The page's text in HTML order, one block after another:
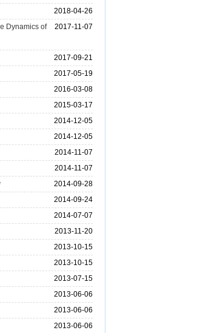
2018-04-26
2017-11-07
Dynamics of
2017-09-21
2017-05-19
2016-03-08
2015-03-17
2014-12-05
2014-12-05
2014-11-07
2014-11-07
2014-09-28
2014-09-24
2014-07-07
2013-11-20
2013-10-15
2013-10-15
2013-07-15
2013-06-06
2013-06-06
2013-06-06